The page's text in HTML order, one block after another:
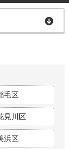
毛区
見川区
浜区